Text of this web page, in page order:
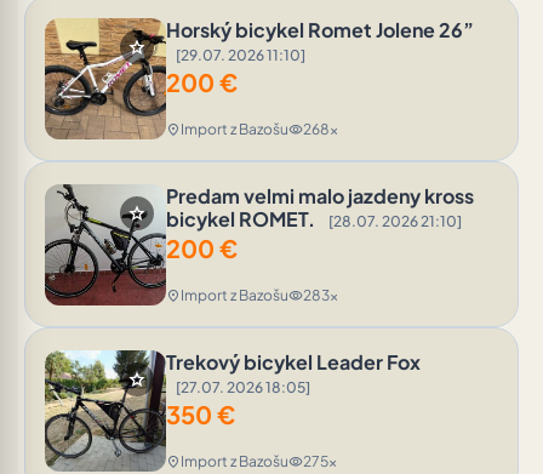
star
Horský bicykel Romet Jolene 26”
[29.07. 2026 11:10]
200 €
location_on Import z Bazošuvisibility268x
star
Predam velmi malo jazdeny kross
bicykel ROMET.
[28.07. 2026 21:10]
200 €
location_on Import z Bazošuvisibility283x
star
Trekový bicykel Leader Fox
[27.07. 2026 18:05]
350 €
location_on Import z Bazošuvisibility275x